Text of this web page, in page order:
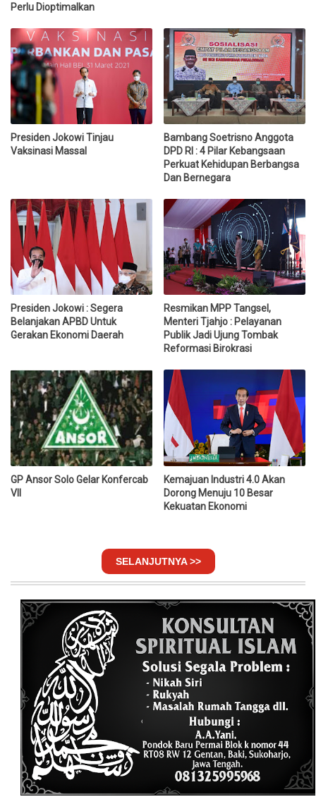
Perlu Dioptimalkan
Presiden Jokowi Tinjau
Vaksinasi Massal
Bambang Soetrisno Anggota
DPD RI : 4 Pilar Kebangsaan
Perkuat Kehidupan Berbangsa
Dan Bernegara
Presiden Jokowi : Segera
Belanjakan APBD Untuk
Gerakan Ekonomi Daerah
Resmikan MPP Tangsel,
Menteri Tjahjo : Pelayanan
Publik Jadi Ujung Tombak
Reformasi Birokrasi
GP Ansor Solo Gelar Konfercab
VII
Kemajuan Industri 4.0 Akan
Dorong Menuju 10 Besar
Kekuatan Ekonomi
SELANJUTNYA >>